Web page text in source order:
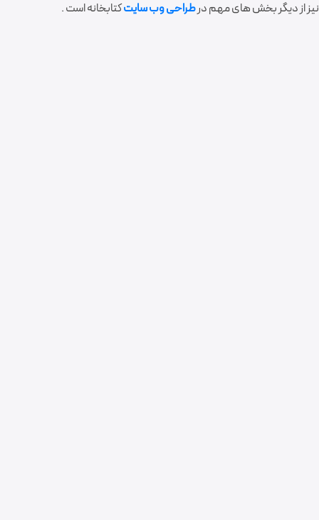
نیز از دیگر بخش های مهم درطراحی وب سایتکتابخانه است .